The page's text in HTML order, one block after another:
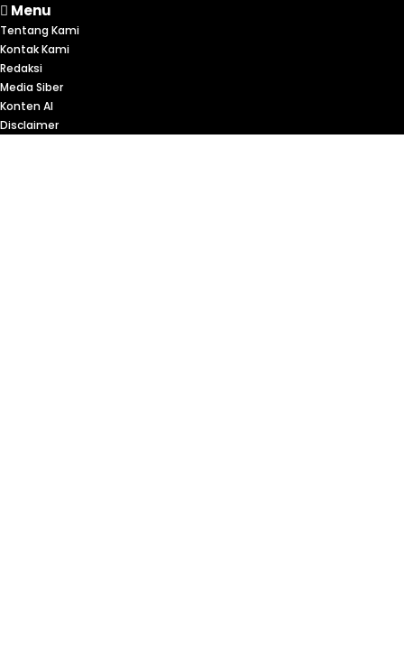
Menu
Tentang Kami
Kontak Kami
Redaksi
Media Siber
Konten AI
Disclaimer